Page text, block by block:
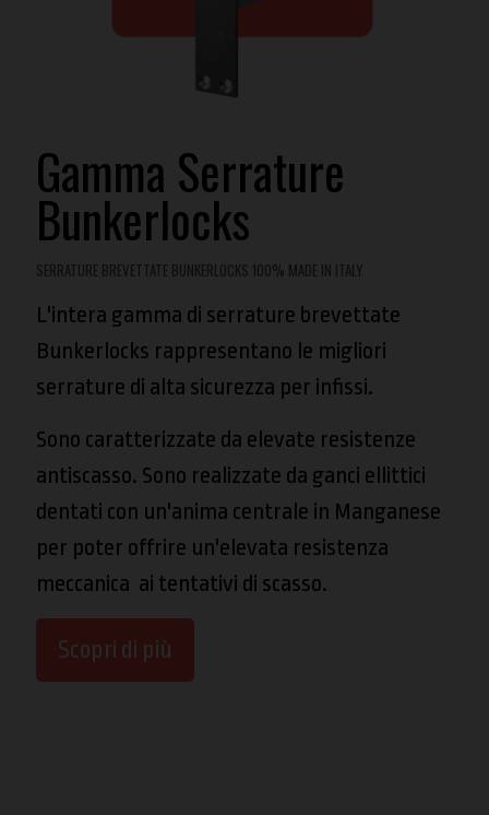
Gamma Serrature
Bunkerlocks
SERRATURE BREVETTATE BUNKERLOCKS 100% MADE IN ITALY
L'intera gamma di serrature brevettate
Bunkerlocks rappresentano le migliori
serrature di alta sicurezza per infissi.
Sono caratterizzate da elevate resistenze
antiscasso. Sono realizzate da ganci ellittici
dentati con un'anima centrale in Manganese
per poter offrire un'elevata resistenza
meccanica ai tentativi di scasso.
Scopri di più